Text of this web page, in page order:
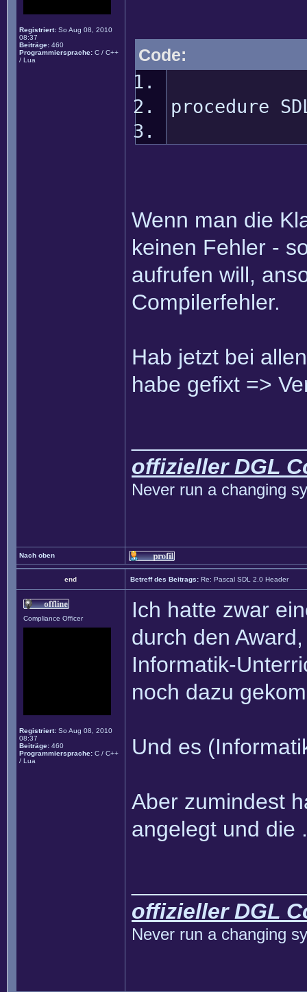
Registriert: So Aug 08, 2010
08:37
Beiträge: 460
Programmiersprache: C / C++
/ Lua
Code:
procedure
Wenn man die
keinen Fehler -
aufrufen will,
Compilerfehler.
Hab jetzt bei
habe gefixt =>
offizieller DGL
Never run a changing
Nach oben
end Betreff des Beitrags: Re: Pascal SDL 2.0 Header
Compliance Officer
Registriert: So Aug 08, 2010
08:37
Beiträge: 460
Programmiersprache: C / C++
/ Lua
Ich hatte zwar
durch den
Informatik-
noch dazu
Und es
Aber zumindest
angelegt und die
offizieller DGL
Never run a changing